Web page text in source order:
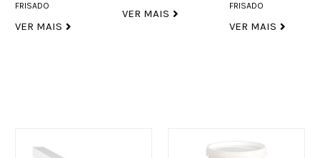
FRISADO
VER MAIS
VER MAIS
FRISADO
VER MAIS